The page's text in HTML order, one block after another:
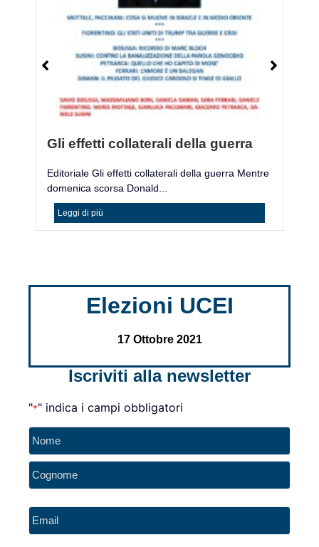
Gli effetti collaterali della guerra
Editoriale Gli effetti collaterali della guerra Mentre
domenica scorsa Donald...
Leggi di più
Elezioni UCEI
17 Ottobre 2021
Iscriviti alla newsletter
"*" indica i campi obbligatori
Nome
*
Email
*